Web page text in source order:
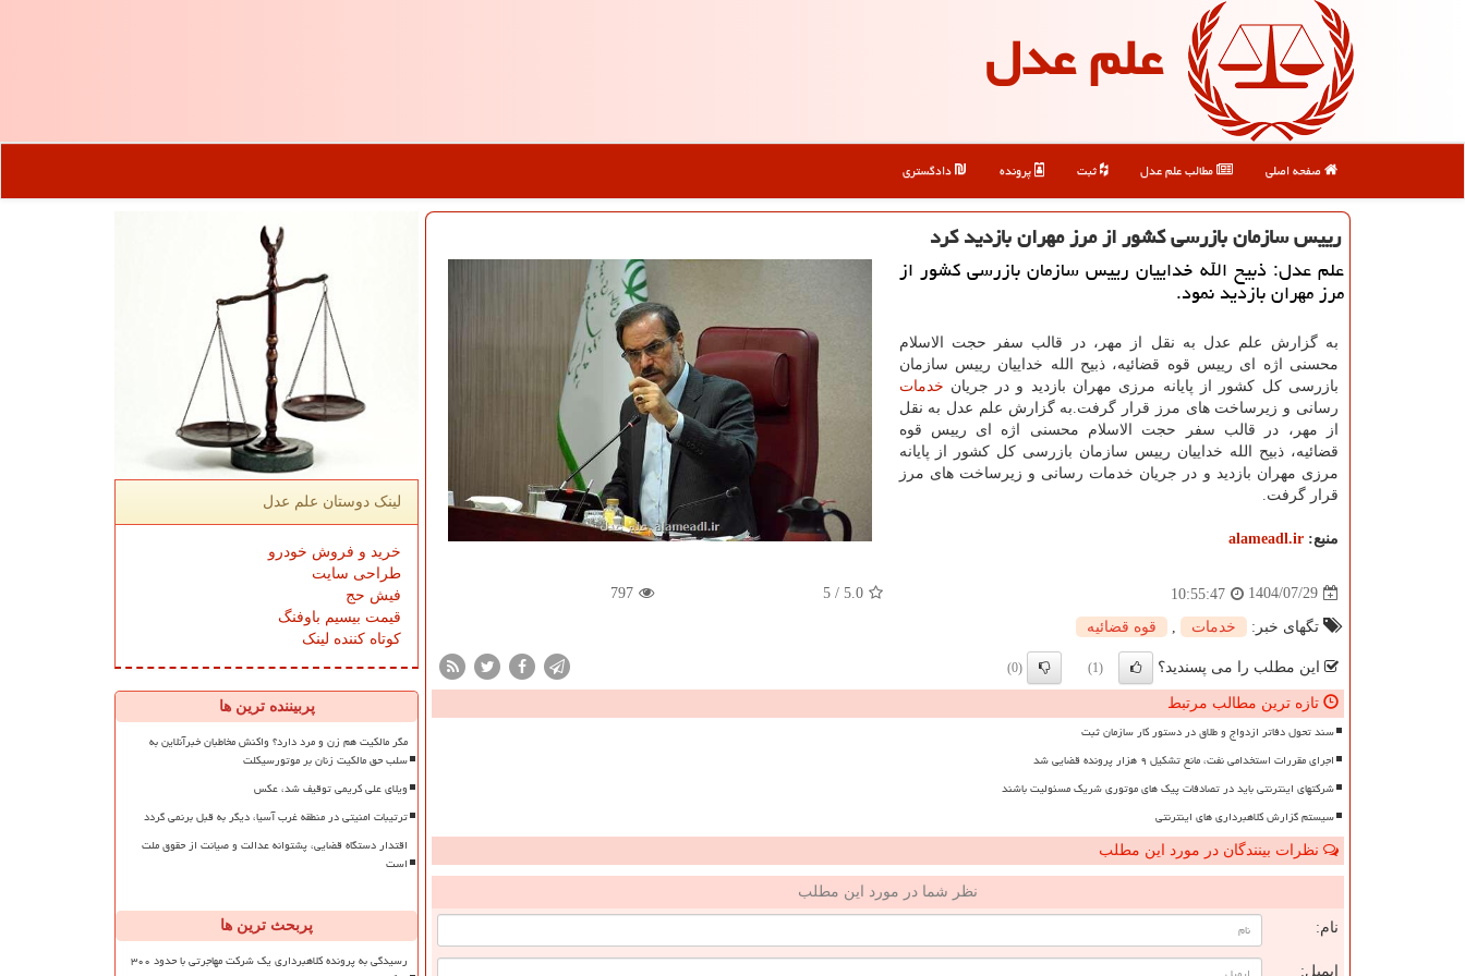
علم عدل
صفحه اصلی مطالب علم عدل ثبت پرونده دادگستری
رییس سازمان بازرسی کشور از مرز مهران بازدید کرد
علم عدل: ذبیح الله خداییان رییس سازمان بازرسی کشور از
مرز مهران بازدید نمود.
به گزارش علم عدل به نقل از مهر، در قالب سفر حجت الاسلام
محسنی اژه ای رییس قوه قضائیه، ذبیح الله خداییان رییس سازمان
بازرسی کل کشور از پایانه مرزی مهران بازدید و در جریان خدمات
رسانی و زیرساخت های مرز قرار گرفت.به گزارش علم عدل به نقل
از مهر، در قالب سفر حجت الاسلام محسنی اژه ای رییس قوه
قضائیه، ذبیح الله خداییان رییس سازمان بازرسی کل کشور از پایانه
مرزی مهران بازدید و در جریان خدمات رسانی و زیرساخت های مرز
قرار گرفت.
منبع: alameadl.ir
1404/07/29
10:55:47
5.0
/
5
797
تگهای خبر: خدمات قوه قضائیه
این مطلب را می پسندید؟ (1)
(0)
تازه ترین مطالب مرتبط
سند تحول دفاتر ازدواج و طلاق در دستور کار سازمان ثبت
اجرای مقررات استخدامی نفت، مانع تشکیل ۹ هزار پرونده قضایی شد
شرکتهای اینترنتی باید در تصادفات پیک های موتوری شریک مسئولیت باشند
سیستم گزارش کلاهبرداری های اینترنتی
نظرات بینندگان در مورد این مطلب
نظر شما در مورد این مطلب
نام:
ایمیل:
لینک دوستان علم عدل
خرید و فروش خودرو
طراحی سایت
فیش حج
قیمت بیسیم باوفنگ
کوتاه کننده لینک
پربیننده ترین ها
مگر مالکیت هم زن و مرد دارد؟ واکنش مخاطبان خبرآنلاین به
سلب حق مالکیت زنان بر موتورسیکلت
ویلای علی کریمی توقیف شد، عکس
ترتیبات امنیتی در منطقه غرب آسیا، دیگر به قبل برنمی گردد
اقتدار دستگاه قضایی، پشتوانه عدالت و صیانت از حقوق ملت
است
پربحث ترین ها
رسیدگی به پرونده کلاهبرداری یک شرکت مهاجرتی با حدود ۳۰۰